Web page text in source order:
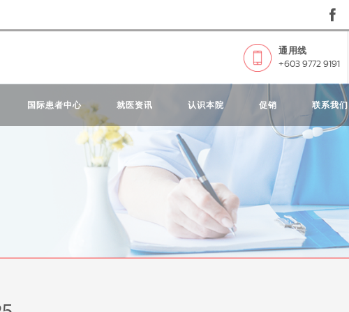
通用线
+603 9772 9191
国际患者中心 就医资讯 认识本院 促销 联系我们